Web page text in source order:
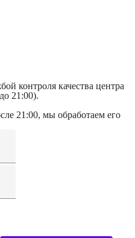
контроля качества центра
21:00).
21:00, мы обработаем его